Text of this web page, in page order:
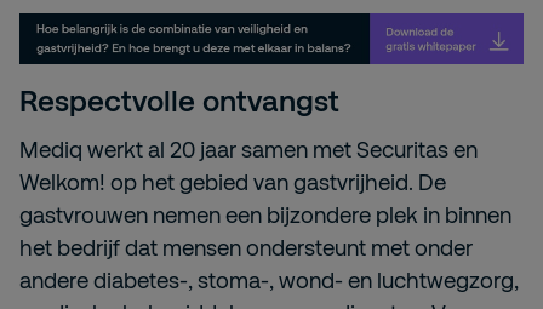
Respectvolle ontvangst
Mediq werkt al 20 jaar samen met Securitas en
Welkom! op het gebied van gastvrijheid. De
gastvrouwen nemen een bijzondere plek in binnen
het bedrijf dat mensen ondersteunt met onder
andere diabetes-, stoma-, wond- en luchtwegzorg,